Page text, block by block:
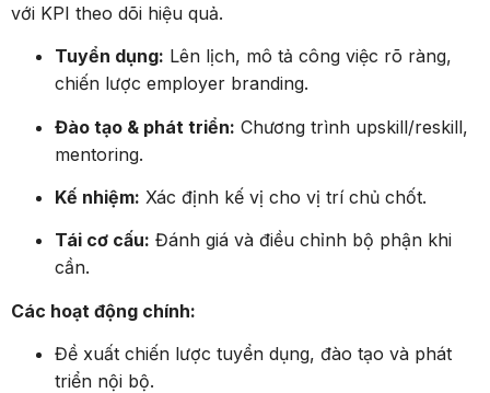
với KPI theo dõi hiệu quả.
Tuyển dụng: Lên lịch, mô tả công việc rõ ràng,
chiến lược employer branding.
Đào tạo & phát triển: Chương trình upskill/reskill,
mentoring.
Kế nhiệm: Xác định kế vị cho vị trí chủ chốt.
Tái cơ cấu: Đánh giá và điều chỉnh bộ phận khi
cần.
Các hoạt động chính:
Đề xuất chiến lược tuyển dụng, đào tạo và phát
triển nội bộ.